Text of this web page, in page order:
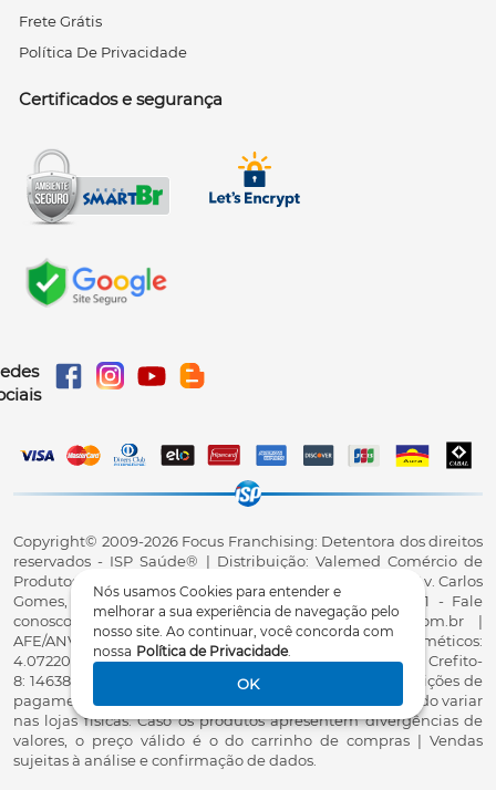
Nós usamos Cookies para entender e
melhorar a sua experiência de navegação pelo
nosso site. Ao continuar, você concorda com
nossa Política de Privacidade.
OK
Frete Grátis
Política De Privacidade
Certificados e segurança
Copyright©️ 2009-2026 Focus Franchising: Detentora dos direitos
reservados - ISP Saúde®️ | Distribuição: Valemed Comércio de
Produtos para Saúde Ltda - CNPJ: 23.740.880/0001-38 - Av. Carlos
Gomes, 3916, Sl.01, Centro, Cascavel/PR, CEP 85801-091 - Fale
conosco: 0800 7070 010 - qualidade@ispsaude.com.br |
AFE/ANVISA - Dispositivos médicos: 8.18027-9; Cosméticos:
4.07220-8 - Responsável Técnico Karla Almeida Ghiraldi - Crefito-
8: 14638-F | Fotos meramente ilustrativas | Preços e condições de
pagamento exclusivos para compras via Internet, podendo variar
nas lojas físicas. Caso os produtos apresentem divergências de
valores, o preço válido é o do carrinho de compras | Vendas
sujeitas à análise e confirmação de dados.